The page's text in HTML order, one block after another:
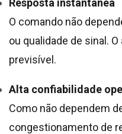
O comando não
ou qualidade de sinal.
previsível.
Alta confiabilidade
Como não dependem
congestionamento de